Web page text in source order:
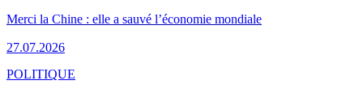
Merci la Chine : elle a sauvé l’économie mondiale
27.07.2026
POLITIQUE